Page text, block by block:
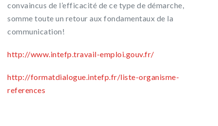
convaincus de l’efficacité de ce type de démarche,
somme toute un retour aux fondamentaux de la
communication!
http://www.intefp.travail-emploi.gouv.fr/
http://formatdialogue.intefp.fr/liste-organisme-
references